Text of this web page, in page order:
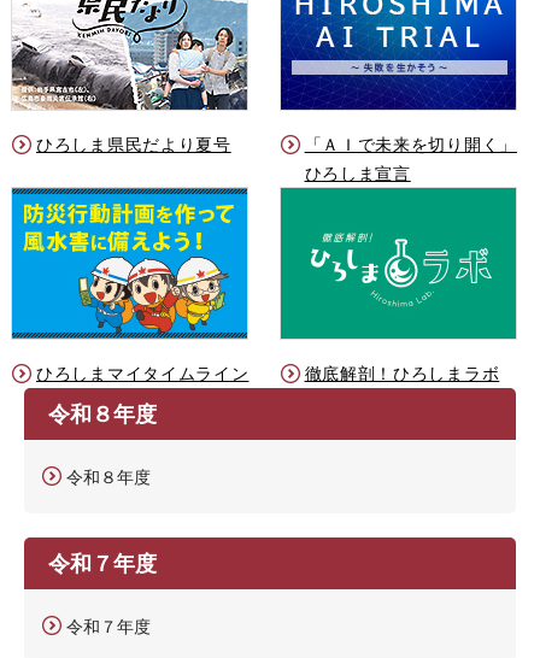
ひろしま県民だより夏号
「ＡＩで未来を切り開く」
ひろしま宣言
ひろしまマイタイムライン 徹底解剖！ひろしまラボ
令和８年度
令和８年度
令和７年度
令和７年度